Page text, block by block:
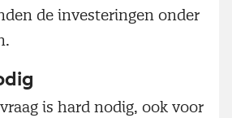
de investeringen onder
is hard nodig, ook voor